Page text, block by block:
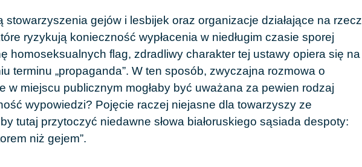
stowarzyszenia gejów i lesbijek oraz organizacje działające na rzecz
ryzykują konieczność wypłacenia w niedługim czasie sporej
homoseksualnych flag, zdradliwy charakter tej ustawy opiera się na
terminu „propaganda”. W ten sposób, zwyczajna rozmowa o
w miejscu publicznym mogłaby być uważana za pewien rodzaj
wypowiedzi? Pojęcie raczej niejasne dla towarzyszy ze
tutaj przytoczyć niedawne słowa białoruskiego sąsiada despoty:
niż gejem”.